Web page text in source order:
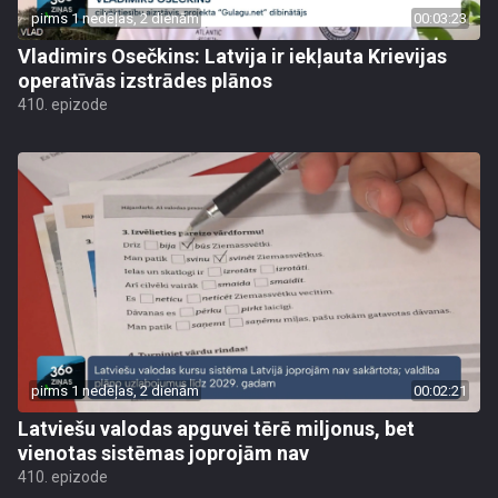
pirms 1 nedēļas, 2 dienām 00:03:23
Vladimirs Osečkins: Latvija ir iekļauta Krievijas
operatīvās izstrādes plānos
410. epizode
pirms 1 nedēļas, 2 dienām 00:02:21
Latviešu valodas apguvei tērē miljonus, bet
vienotas sistēmas joprojām nav
410. epizode